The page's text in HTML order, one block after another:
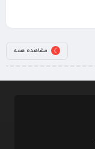
مشاهده همه